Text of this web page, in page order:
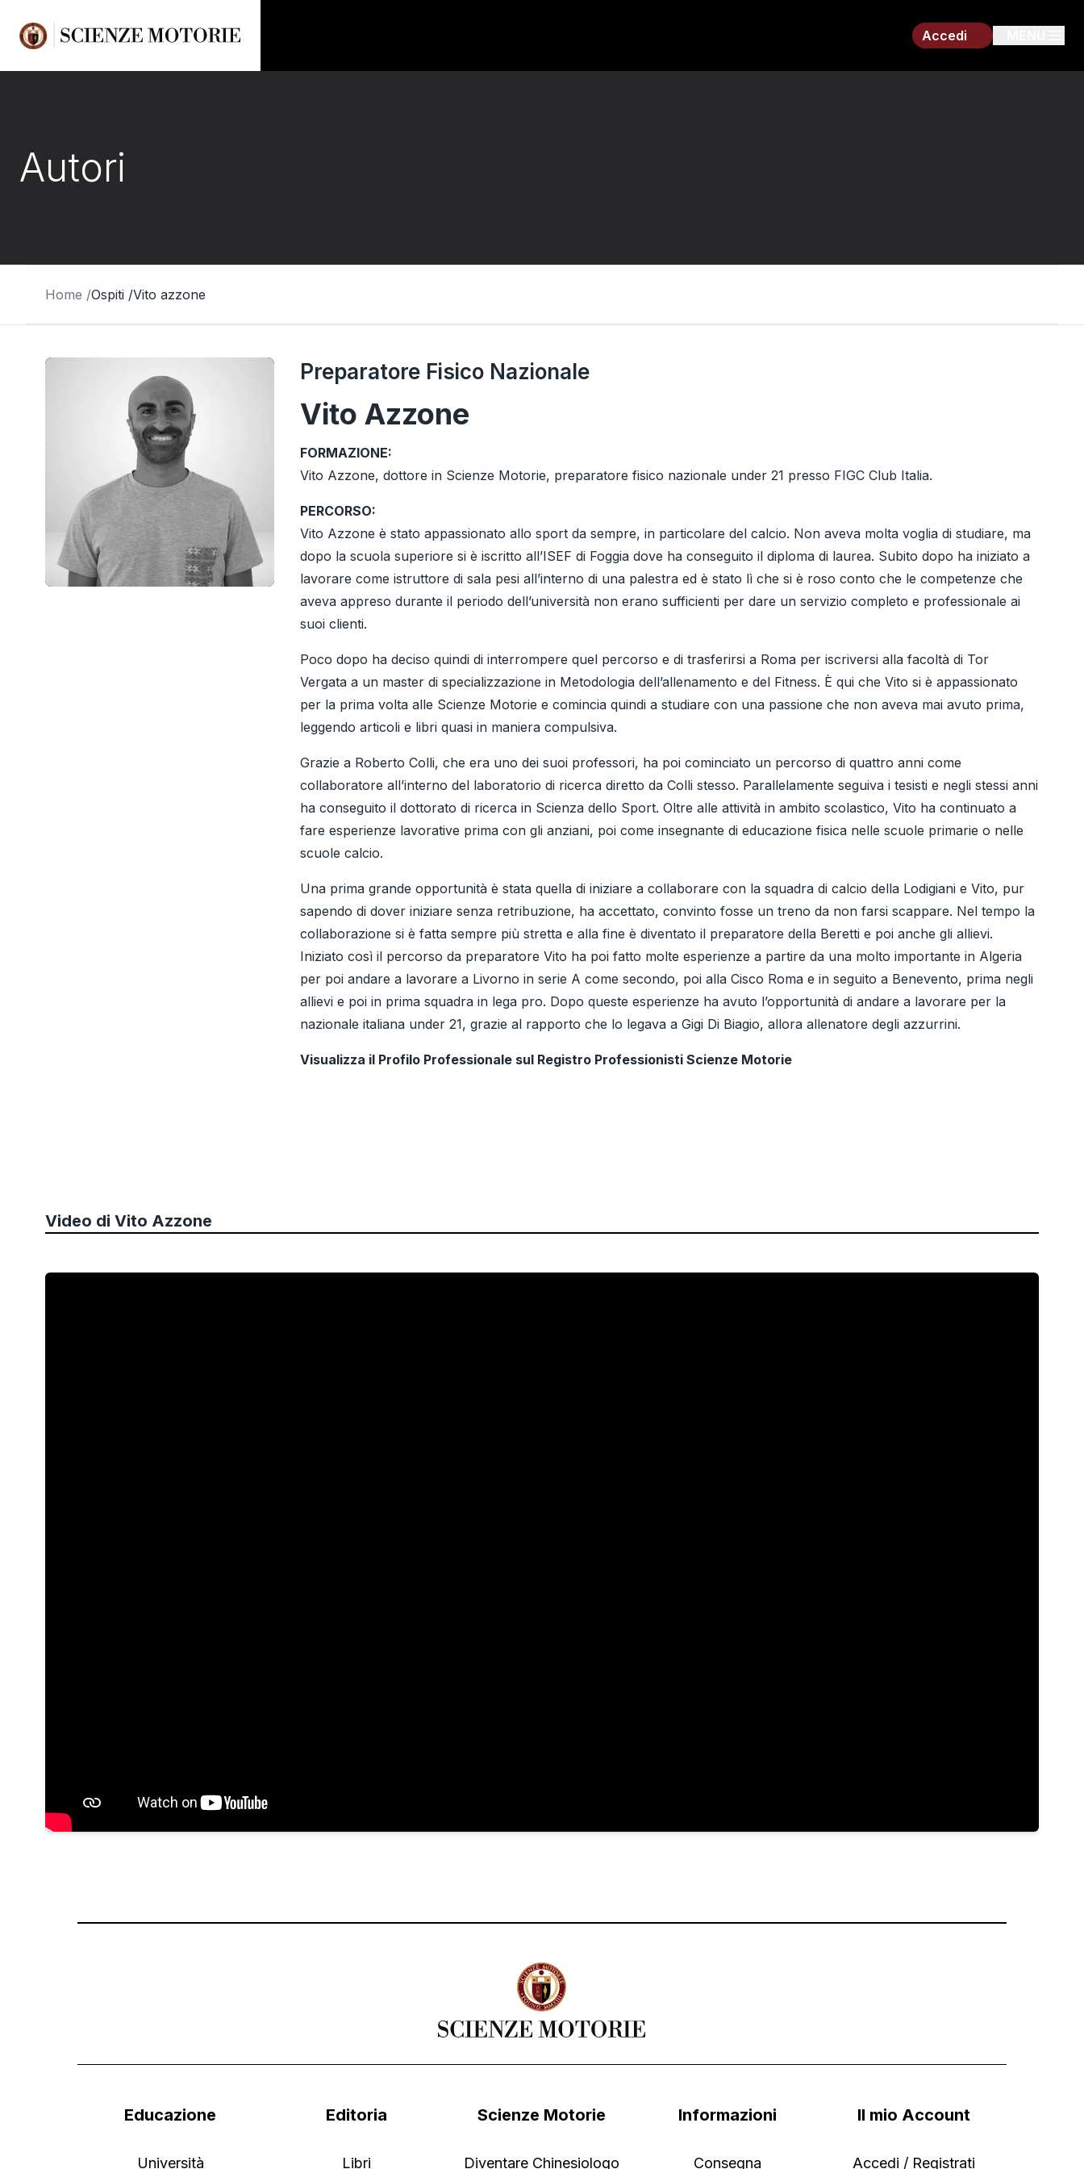
Accedi
Autori
Home /Ospiti /Vito azzone
Preparatore Fisico Nazionale
Vito Azzone
FORMAZIONE:
Vito Azzone, dottore in Scienze Motorie, preparatore fisico nazionale under 21 presso FIGC Club Italia.
PERCORSO:
Vito Azzone è stato appassionato allo sport da sempre, in particolare del calcio. Non aveva molta voglia di studiare, ma
dopo la scuola superiore si è iscritto all’ISEF di Foggia dove ha conseguito il diploma di laurea. Subito dopo ha iniziato a
lavorare come istruttore di sala pesi all’interno di una palestra ed è stato lì che si è roso conto che le competenze che
aveva appreso durante il periodo dell’università non erano sufficienti per dare un servizio completo e professionale ai
suoi clienti.
Poco dopo ha deciso quindi di interrompere quel percorso e di trasferirsi a Roma per iscriversi alla facoltà di Tor
Vergata a un master di specializzazione in Metodologia dell’allenamento e del Fitness. È qui che Vito si è appassionato
per la prima volta alle Scienze Motorie e comincia quindi a studiare con una passione che non aveva mai avuto prima,
leggendo articoli e libri quasi in maniera compulsiva.
Grazie a Roberto Colli, che era uno dei suoi professori, ha poi cominciato un percorso di quattro anni come
collaboratore all’interno del laboratorio di ricerca diretto da Colli stesso. Parallelamente seguiva i tesisti e negli stessi anni
ha conseguito il dottorato di ricerca in Scienza dello Sport. Oltre alle attività in ambito scolastico, Vito ha continuato a
fare esperienze lavorative prima con gli anziani, poi come insegnante di educazione fisica nelle scuole primarie o nelle
scuole calcio.
Una prima grande opportunità è stata quella di iniziare a collaborare con la squadra di calcio della Lodigiani e Vito, pur
sapendo di dover iniziare senza retribuzione, ha accettato, convinto fosse un treno da non farsi scappare. Nel tempo la
collaborazione si è fatta sempre più stretta e alla fine è diventato il preparatore della Beretti e poi anche gli allievi.
Iniziato così il percorso da preparatore Vito ha poi fatto molte esperienze a partire da una molto importante in Algeria
per poi andare a lavorare a Livorno in serie A come secondo, poi alla Cisco Roma e in seguito a Benevento, prima negli
allievi e poi in prima squadra in lega pro. Dopo queste esperienze ha avuto l’opportunità di andare a lavorare per la
nazionale italiana under 21, grazie al rapporto che lo legava a Gigi Di Biagio, allora allenatore degli azzurrini.
Visualizza il Profilo Professionale sul Registro Professionisti Scienze Motorie
Video di Vito Azzone
Educazione
Università
Editoria
Libri
Scienze Motorie
Diventare Chinesiologo
Informazioni
Consegna
Il mio Account
Accedi / Registrati